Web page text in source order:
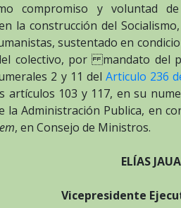
compromiso y voluntad
la construcción del
sustentado en
colectivo, por mandato del
2 y 11 del Articulo 236
artículos 103 y 117, en su
la Administración Publica, en
, en Consejo de Ministros.
ELÍAS
Vicepresidente